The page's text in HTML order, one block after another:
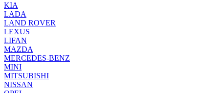
KIA
LADA
LAND ROVER
LEXUS
LIFAN
MAZDA
MERCEDES-BENZ
MINI
MITSUBISHI
NISSAN